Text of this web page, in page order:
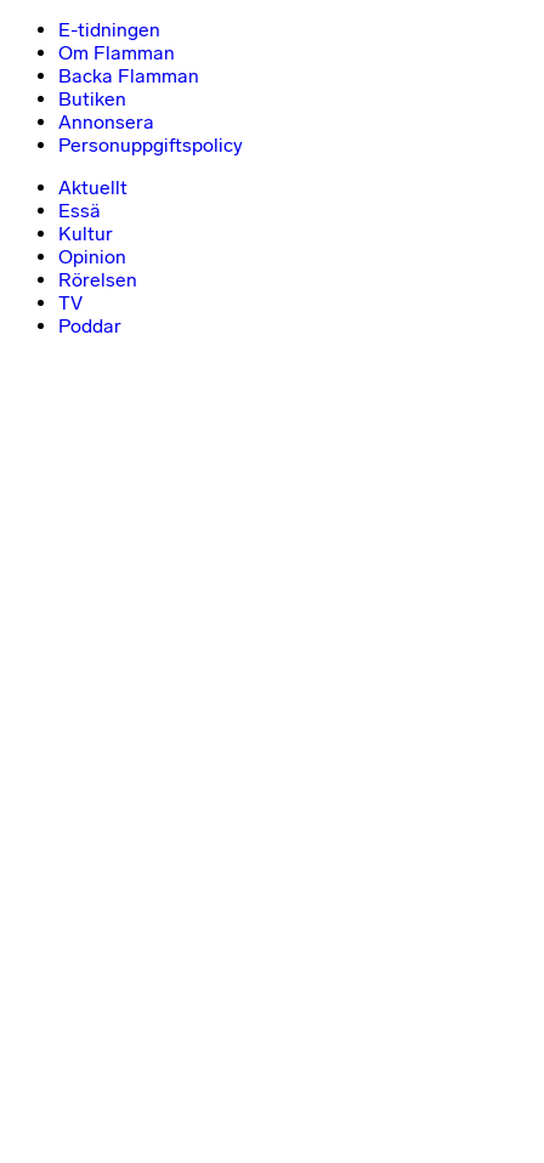
E-tidningen
Om Flamman
Backa Flamman
Butiken
Annonsera
Personuppgiftspolicy
Aktuellt
Essä
Kultur
Opinion
Rörelsen
TV
Poddar